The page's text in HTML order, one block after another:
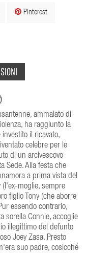
Pinterest
ammalato di
ha raggiunto la
il ricavato,
celebre per le
di un arcivescovo
Sede. Alla festa che
a prima vista del
(l'ex-moglie, sempre
figlio Tony (che aborre
essendo contrario,
sorella Connie, accoglie
illegittimo del defunto
Joey Zasa. Presto
suo padre, cosicché